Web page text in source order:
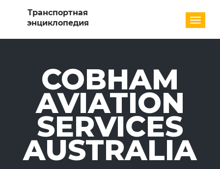
COBHAM
AVIATION
SERVICES
AUSTRALIA